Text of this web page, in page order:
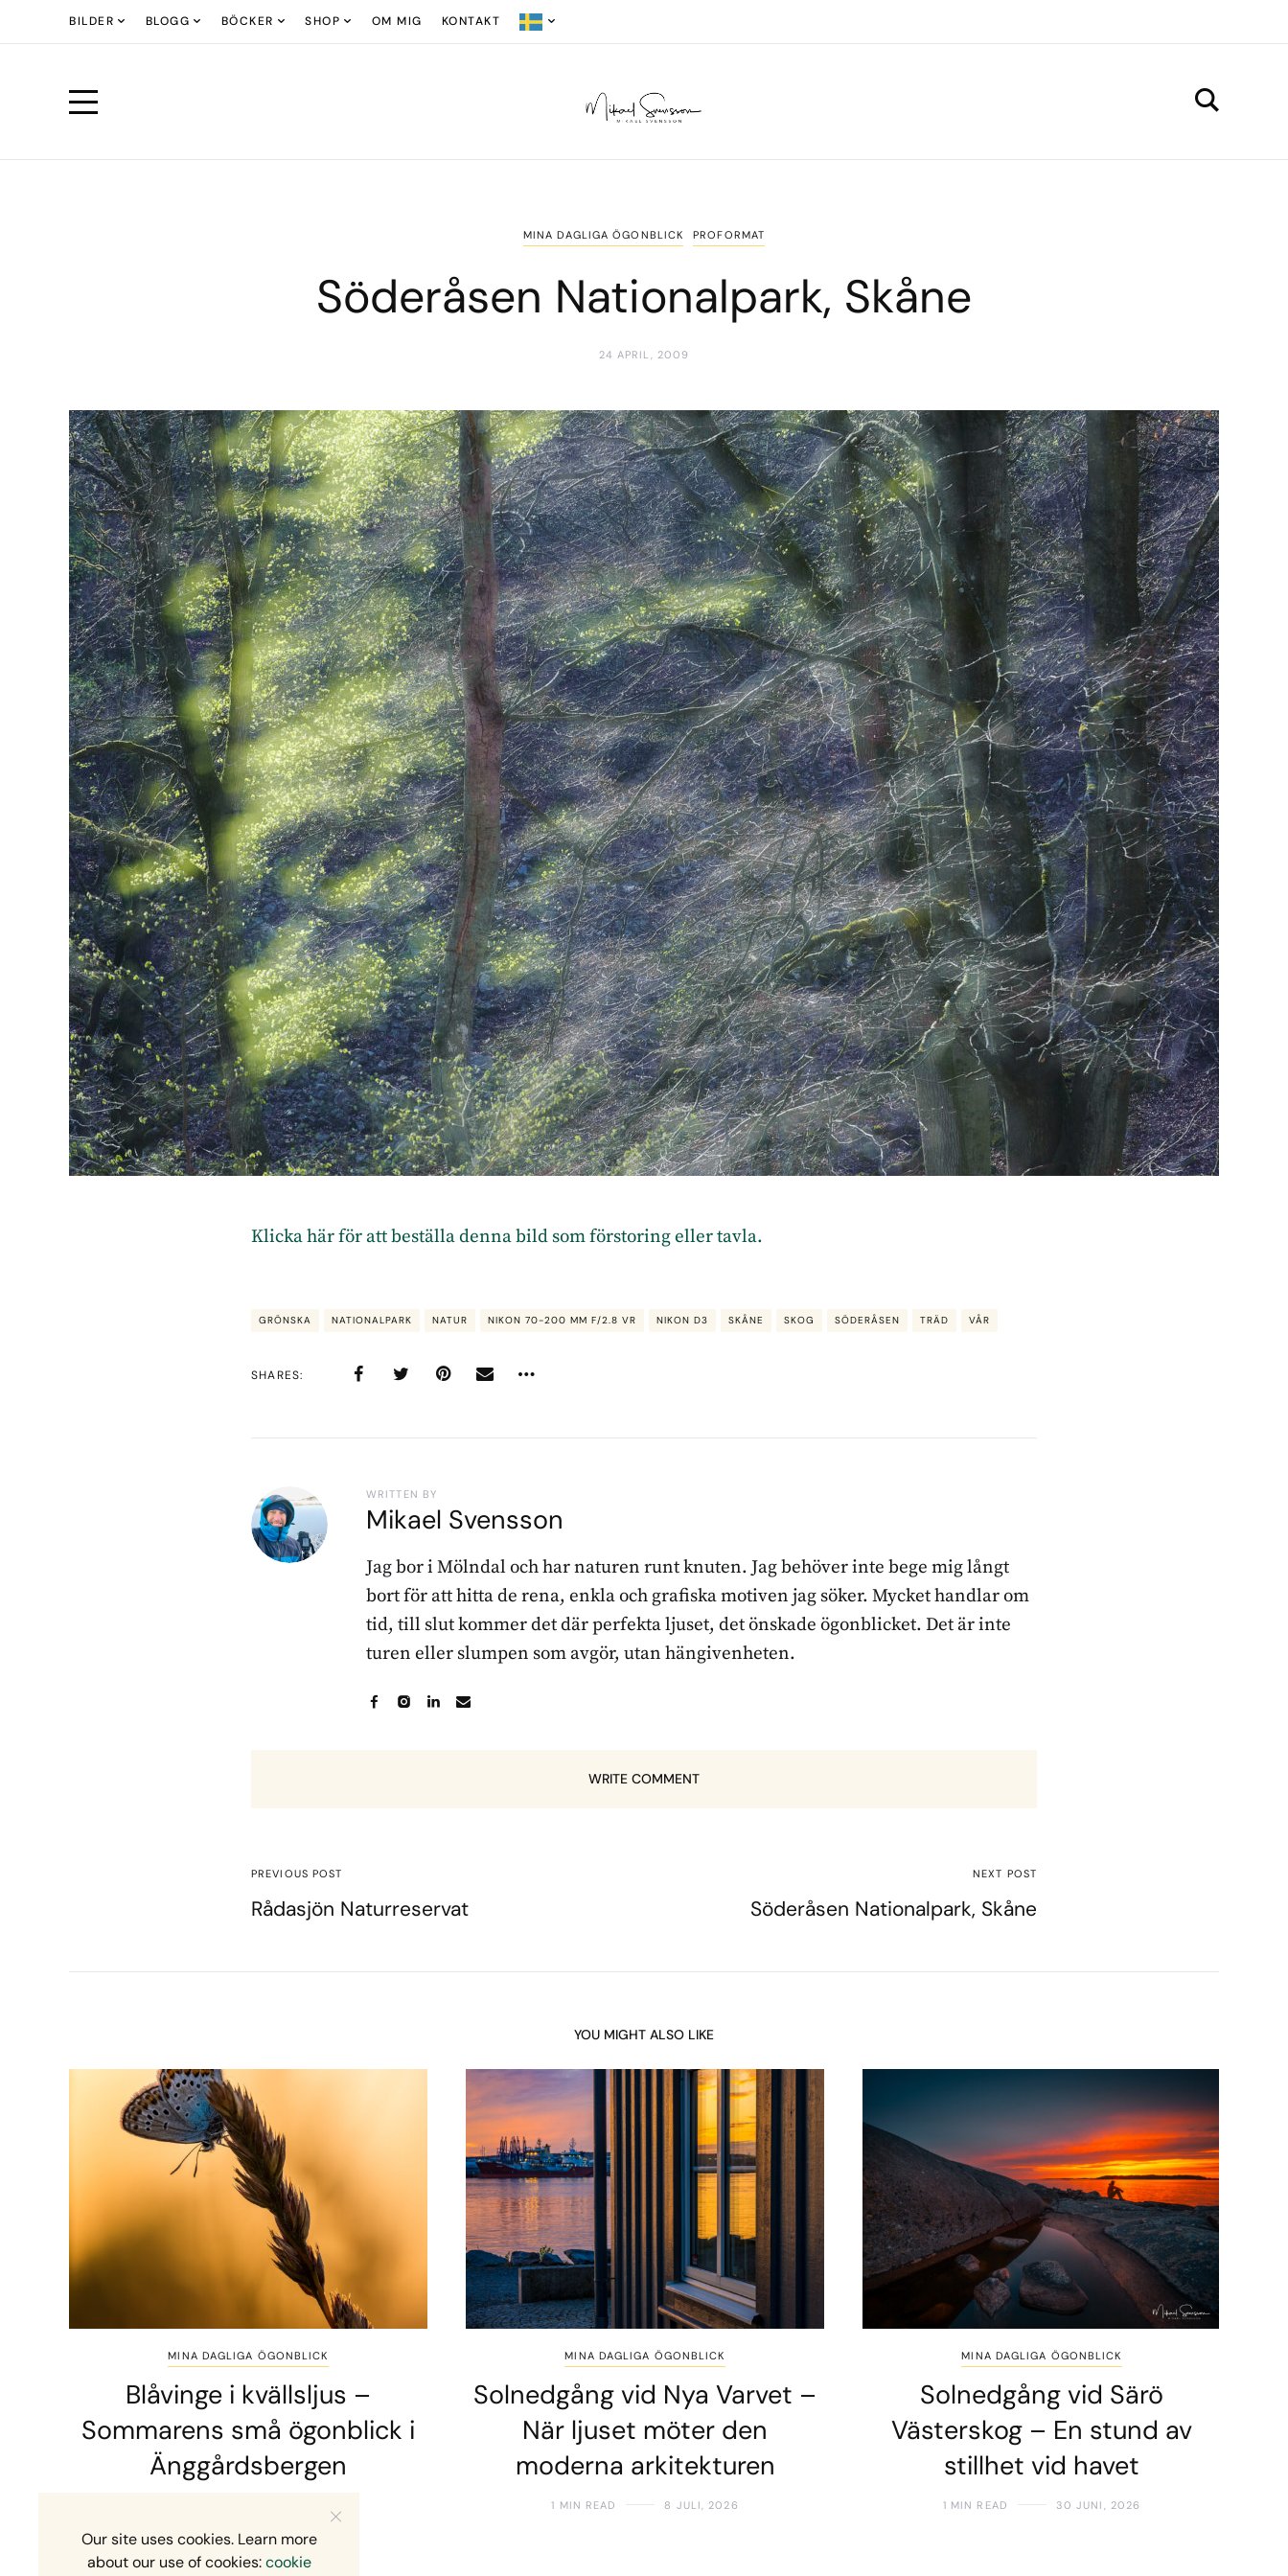
BILDER BLOGG BÖCKER SHOP OM MIG KONTAKT
MINA DAGLIGA ÖGONBLICK PROFORMAT
Söderåsen Nationalpark, Skåne
24 APRIL, 2009
Klicka här för att beställa denna bild som förstoring eller tavla.
GRÖNSKA NATIONALPARK NATUR NIKON 70-200 MM F/2.8 VR NIKON D3 SKÅNE SKOG SÖDERÅSEN TRÄD VÅR
SHARES
WRITTEN BY
Mikael Svensson
Jag bor i Mölndal och har naturen runt knuten. Jag behöver inte bege mig långt
bort för att hitta de rena, enkla och grafiska motiven jag söker. Mycket handlar om
tid, till slut kommer det där perfekta ljuset, det önskade ögonblicket. Det är inte
turen eller slumpen som avgör, utan hängivenheten.
WRITE COMMENT
PREVIOUS POST
Rådasjön Naturreservat
NEXT POST
Söderåsen Nationalpark, Skåne
YOU MIGHT ALSO LIKE
MINA DAGLIGA ÖGONBLICK
Blåvinge i kvällsljus –
Sommarens små ögonblick i
Änggårdsbergen
MINA DAGLIGA ÖGONBLICK
Solnedgång vid Nya Varvet –
När ljuset möter den
moderna arkitekturen
1 MIN READ 8 JULI, 2026
MINA DAGLIGA ÖGONBLICK
Solnedgång vid Särö
Västerskog – En stund av
stillhet vid havet
1 MIN READ 30 JUNI, 2026
Our site uses cookies. Learn more
about our use of cookies:cookie